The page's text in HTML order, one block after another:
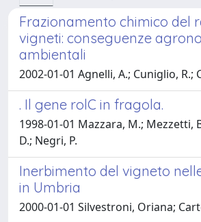
Frazionamento chimico del
vigneti: conseguenze
ambientali
2002-01-01 Agnelli, A.; Cuniglio, R.;
. Il gene rolC in fragola.
1998-01-01 Mazzara, M.; Mezzetti,
D.; Negri, P.
Inerbimento del vigneto
in Umbria
2000-01-01 Silvestroni, Oriana;